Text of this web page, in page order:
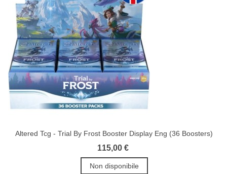
Altered Tcg - Trial By Frost Booster Display Eng (36 Boosters)
115,00 €
Non disponibile